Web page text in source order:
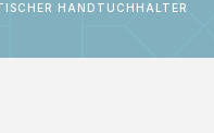
HANDTUCHHALTER